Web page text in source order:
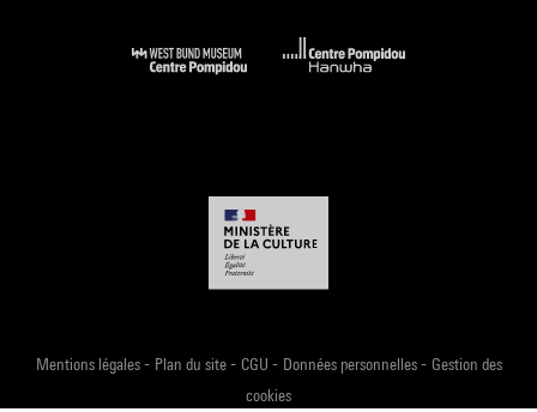
Mentions légales- Plan du site- CGU - Données personnelles- Gestion des
cookies